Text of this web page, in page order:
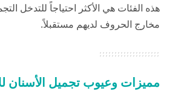
هذه الفئات هي الأكثر احتياجاً للتدخل
مخارج الحروف لديهم مستقبلاً.
مميزات وعيوب تجميل الأسنان